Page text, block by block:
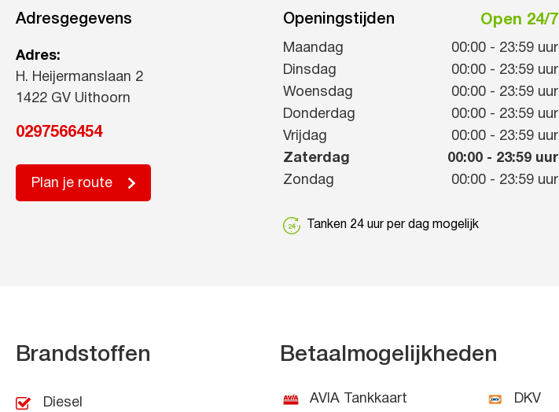
Adresgegevens
Adres:
H. Heijermanslaan 2
1422 GV Uithoorn
0297566454
Plan je route
Openingstijden Open 24/7
Maandag 00:00 - 23:59 uur
Dinsdag
00:00 - 23:59 uur
Woensdag
00:00 - 23:59 uur
Donderdag
00:00 - 23:59 uur
Vrijdag
00:00 - 23:59 uur
Zaterdag
00:00 - 23:59 uur
Zondag
00:00 - 23:59 uur
Tanken 24 uur per dag mogelijk
Brandstoffen
Diesel
Betaalmogelijkheden
AVIA Tankkaart
DKV